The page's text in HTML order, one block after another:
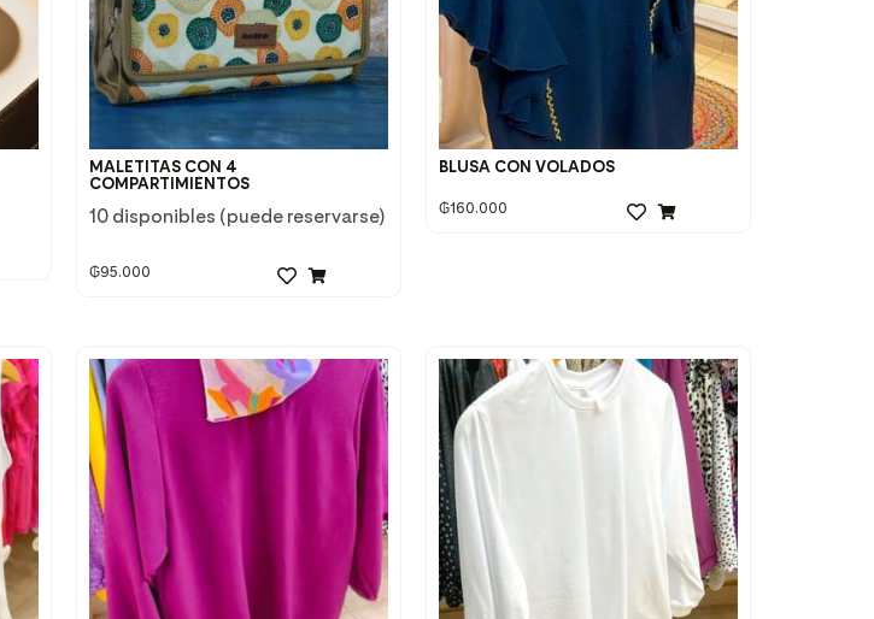
MALETITAS CON 4
COMPARTIMIENTOS
10 disponibles (puede reservarse)
₲95.000
BLUSA CON VOLADOS
₲160.000